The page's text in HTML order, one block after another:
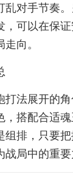
乱对手节奏
，可以在保
向。
打法展开的
，搭配合适
组排，只要
局中的重要